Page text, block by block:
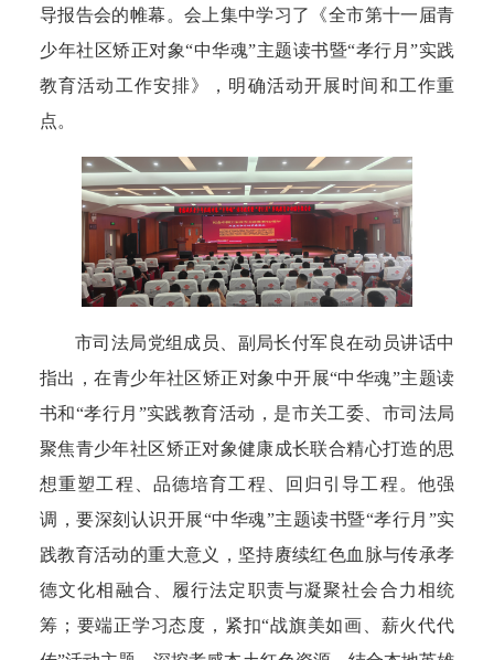
导报告会的帷幕。会上集中学习了《全市第十一届青
少年社区矫正对象“中华魂”主题读书暨“孝行月”实践
教育活动工作安排》，明确活动开展时间和工作重
点。
市司法局党组成员、副局长付军良在动员讲话中
指出，在青少年社区矫正对象中开展“中华魂”主题读
书和“孝行月”实践教育活动，是市关工委、市司法局
聚焦青少年社区矫正对象健康成长联合精心打造的思
想重塑工程、品德培育工程、回归引导工程。他强
调，要深刻认识开展“中华魂”主题读书暨“孝行月”实
践教育活动的重大意义，坚持赓续红色血脉与传承孝
德文化相融合、履行法定职责与凝聚社会合力相统
筹；要端正学习态度，紧扣“战旗美如画、薪火代代